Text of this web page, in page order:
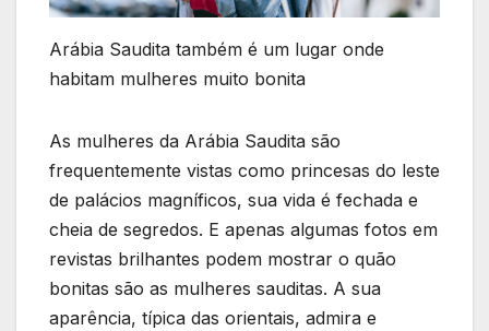
Arábia Saudita também é um lugar onde
habitam mulheres muito bonita
As mulheres da Arábia Saudita são
frequentemente vistas como princesas do leste
de palácios magníficos, sua vida é fechada e
cheia de segredos. E apenas algumas fotos em
revistas brilhantes podem mostrar o quão
bonitas são as mulheres sauditas. A sua
aparência, típica das orientais, admira e